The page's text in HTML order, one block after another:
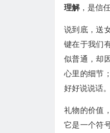
理解，是信
说到底，送
键在于我们
似普通，却
心里的细节
好好说说话。
礼物的价值
它是一个符